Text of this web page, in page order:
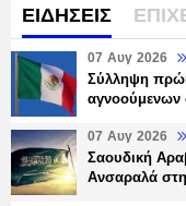
ΕΙΔΗΣΕΙΣ
07 Αυγ 2026
Σύλληψη
αγνοούμενων
07 Αυγ 2026
Σαουδική
Ανσαραλά